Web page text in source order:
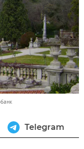
Telegram